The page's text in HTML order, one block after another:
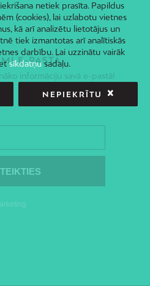
E-PASTĀ
informāciju savā e-pastā!
netiek prasīta. Papildus
(cookies), lai uzlabotu vietnes
kā arī analizētu lietotājus un
tiek izmantotas arī analītiskās
darbību. Lai uzzinātu vairāk
sīkdatņusadaļu.
NEPIEKRĪTU